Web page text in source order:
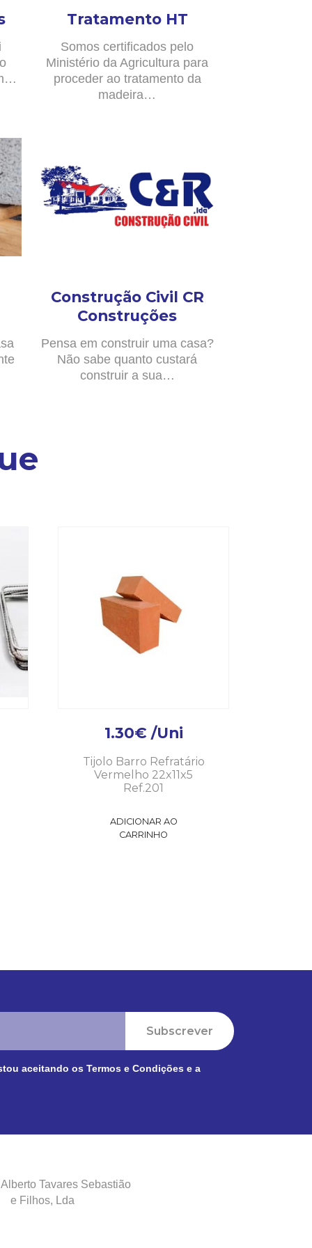
Tratamento HT
Somos certificados pelo
Ministério da Agricultura para
proceder ao tratamento da
madeira…
Construção Civil CR
Construções
Pensa em construir uma casa?
Não sabe quanto custará
construir a sua…
1.30€ /Uni
Tijolo Barro Refratário
Vermelho 22x11x5
Ref.201
ADICIONAR AO
CARRINHO
Subscrever
aceitando os Termos e Condições e a